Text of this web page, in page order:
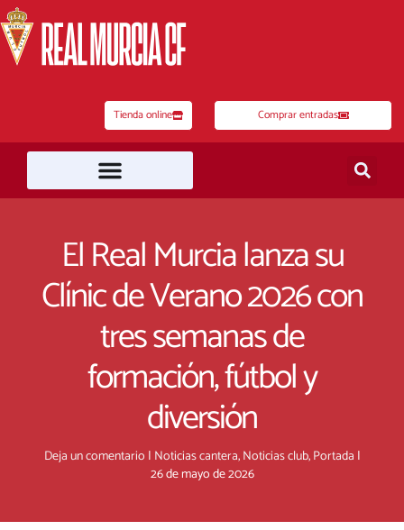
al
contenido
Tienda online Comprar entradas
El Real Murcia lanza su
Clínic de Verano 2026 con
tres semanas de
formación, fútbol y
diversión
Deja un comentario | Noticias cantera,Noticias club,Portada |
26 de mayo de 2026